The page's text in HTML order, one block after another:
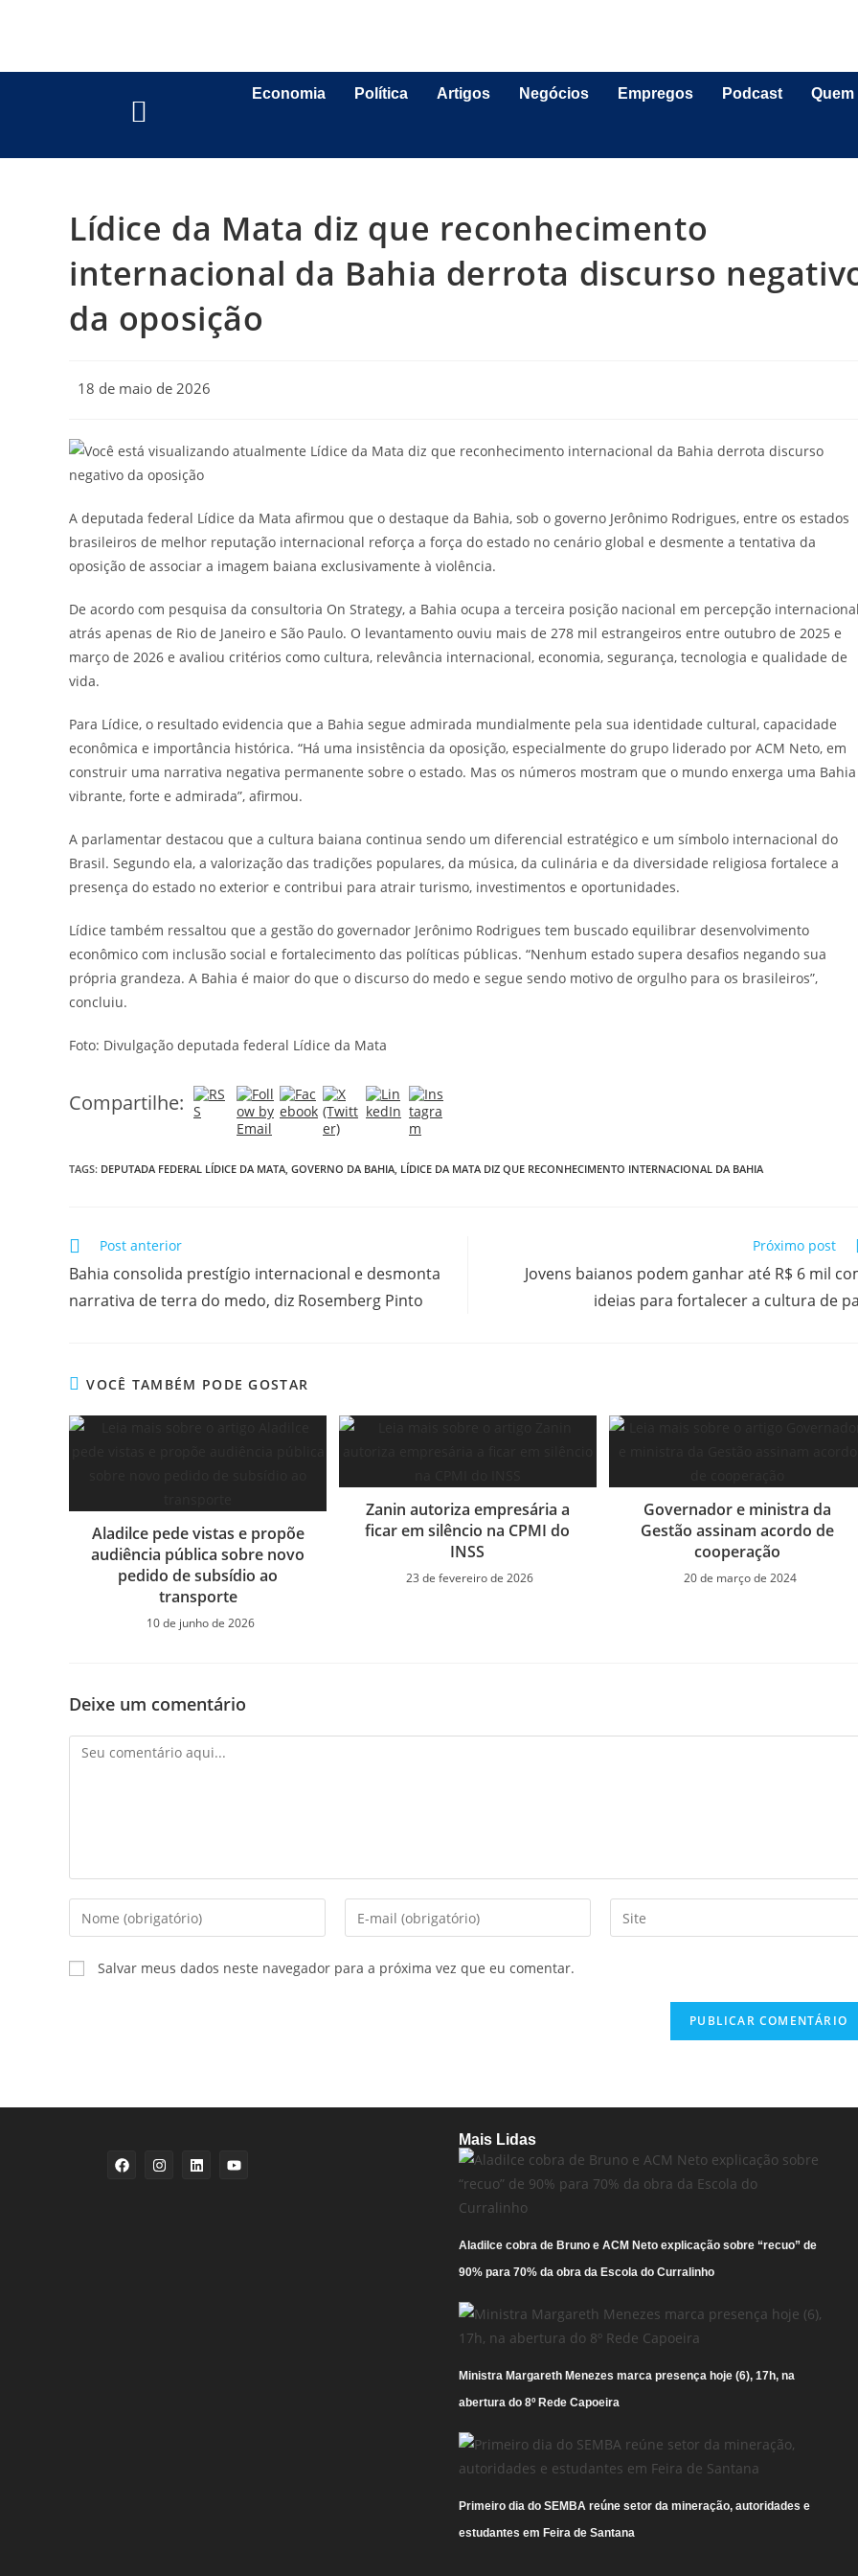
Economia Política Artigos Negócios Empregos Podcast
Lídice da Mata diz que reconhecimento
internacional da Bahia derrota discurso
da oposição
18 de maio de 2026
A deputada federal Lídice da Mata afirmou que o destaque da Bahia, sob o governo Jerônimo Rodrigues, entre os estados
brasileiros de melhor reputação internacional reforça a força do estado no cenário global e desmente a tentativa da
oposição de associar a imagem baiana exclusivamente à violência.
De acordo com pesquisa da consultoria On Strategy, a Bahia ocupa a terceira posição nacional em percepção
atrás apenas de Rio de Janeiro e São Paulo. O levantamento ouviu mais de 278 mil estrangeiros entre outubro de 2025 e
março de 2026 e avaliou critérios como cultura, relevância internacional, economia, segurança, tecnologia e qualidade de
vida.
Para Lídice, o resultado evidencia que a Bahia segue admirada mundialmente pela sua identidade cultural, capacidade
econômica e importância histórica. “Há uma insistência da oposição, especialmente do grupo liderado por ACM Neto, em
construir uma narrativa negativa permanente sobre o estado. Mas os números mostram que o mundo enxerga uma Bahia
vibrante, forte e admirada”, afirmou.
A parlamentar destacou que a cultura baiana continua sendo um diferencial estratégico e um símbolo internacional do
Brasil. Segundo ela, a valorização das tradições populares, da música, da culinária e da diversidade religiosa fortalece a
presença do estado no exterior e contribui para atrair turismo, investimentos e oportunidades.
Lídice também ressaltou que a gestão do governador Jerônimo Rodrigues tem buscado equilibrar desenvolvimento
econômico com inclusão social e fortalecimento das políticas públicas. “Nenhum estado supera desafios negando sua
própria grandeza. A Bahia é maior do que o discurso do medo e segue sendo motivo de orgulho para os brasileiros”,
concluiu.
Foto: Divulgação deputada federal Lídice da Mata
Compartilhe:
TAGS: DEPUTADA FEDERAL LÍDICE DA MATA, GOVERNO DA BAHIA, LÍDICE DA MATA DIZ QUE RECONHECIMENTO INTERNACIONAL DA BAHIA
Post anterior
Bahia consolida prestígio internacional e desmonta
narrativa de terra do medo, diz Rosemberg Pinto
Próximo post
Jovens baianos podem ganhar até R$ 6 mil
ideias para fortalecer a cultura de
VOCÊ TAMBÉM PODE GOSTAR
Aladilce pede vistas e propõe
audiência pública sobre novo
pedido de subsídio ao
transporte
10 de junho de 2026
Zanin autoriza empresária a
ficar em silêncio na CPMI do
INSS
23 de fevereiro de 2026
Governador e ministra da
Gestão assinam acordo de
cooperação
20 de março de 2024
Deixe um comentário
Salvar meus dados neste navegador para a próxima vez que eu comentar.
Mais Lidas
Aladilce cobra de Bruno e ACM Neto explicação sobre “recuo” de
90% para 70% da obra da Escola do Curralinho
Ministra Margareth Menezes marca presença hoje (6), 17h, na
abertura do 8º Rede Capoeira
Primeiro dia do SEMBA reúne setor da mineração, autoridades e
estudantes em Feira de Santana